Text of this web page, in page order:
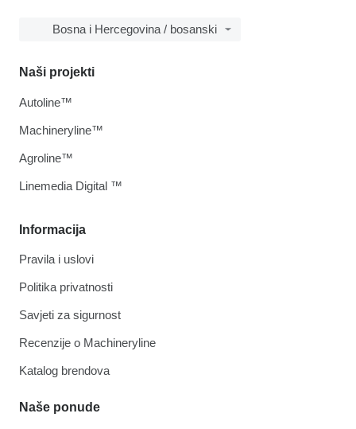
Bosna i Hercegovina / bosanski
Informacija
Pravila i uslovi
Politika privatnosti
Savjeti za sigurnost
Recenzije o Machineryline
Katalog brendova
Naše ponude
Naši projekti
Autoline™
Machineryline™
Agroline™
Linemedia Digital ™